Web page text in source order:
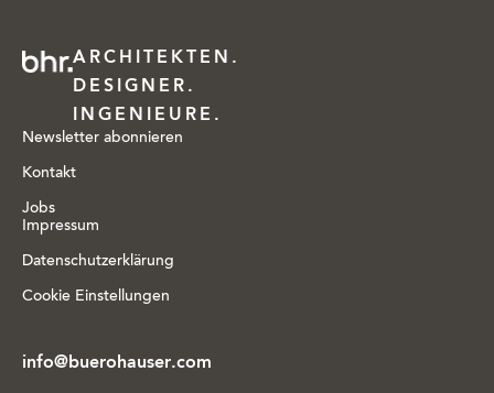
ARCHITEKTEN.
DESIGNER.
INGENIEURE.
Newsletter abonnieren
Kontakt
Jobs
Impressum
Datenschutzerklärung
Cookie Einstellungen
info@buerohauser.com